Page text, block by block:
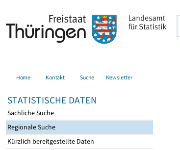
Home Kontakt Suche Newsletter
STATISTISCHE DATEN
Sachliche Suche
Regionale Suche
Kürzlich bereitgestellte Daten